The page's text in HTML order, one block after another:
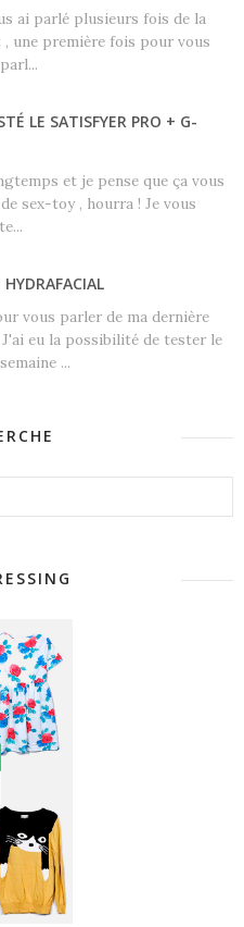
ai parlé plusieurs fois de la
une première fois pour vous
LE SATISFYER PRO + G-
et je pense que ça vous
sex-toy , hourra ! Je vous
vous parler de ma dernière
eu la possibilité de tester le
...